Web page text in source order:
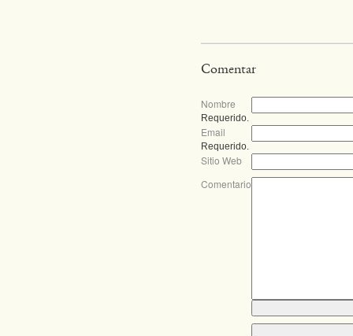
Comentar
Nombre
Requerido.
Email
Requerido.
Sitio Web
Comentario